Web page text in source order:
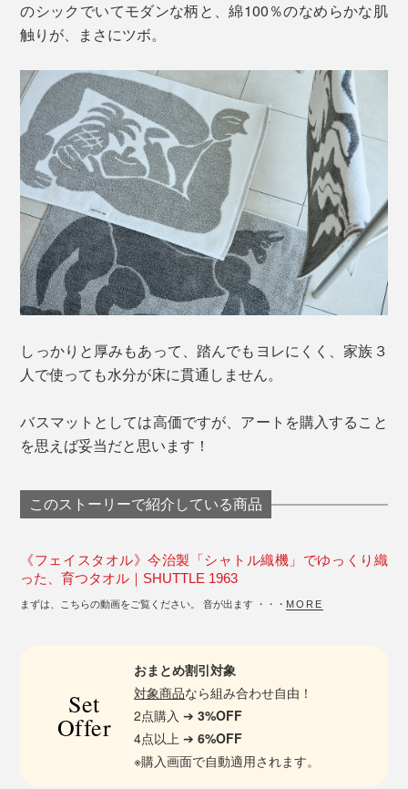
のシックでいてモダンな柄と、綿100％のなめらかな肌
触りが、まさにツボ。
しっかりと厚みもあって、踏んでもヨレにくく、家族３
人で使っても水分が床に貫通しません。
バスマットとしては高価ですが、アートを購入すること
を思えば妥当だと思います！
このストーリーで紹介している商品
《フェイスタオル》今治製「シャトル織機」でゆっくり織
った、育つタオル｜SHUTTLE 1963
まずは、こちらの動画をご覧ください。 音が出ます ・・・ MORE
Set
Offer
おまとめ割引対象
対象商品なら組み合わせ自由！
2点購入 ➔3%OFF
4点以上 ➔6%OFF
※購入画面で自動適用されます。